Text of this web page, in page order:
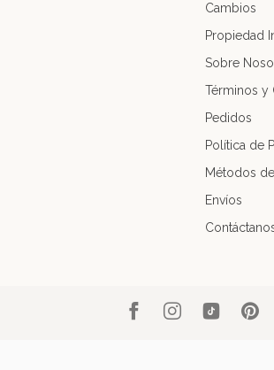
Cambios
Propiedad
Sobre
Términos y
Pedidos
Política de
Métodos
Envíos